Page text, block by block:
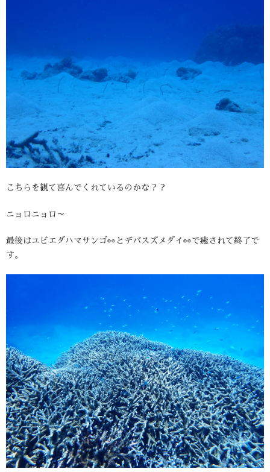
こちらを観て喜んでくれているのかな？？
ニョロニョロ～
最後はユビエダハマサンゴ👀とデバスズメダイ👀で癒されて終了で
す。